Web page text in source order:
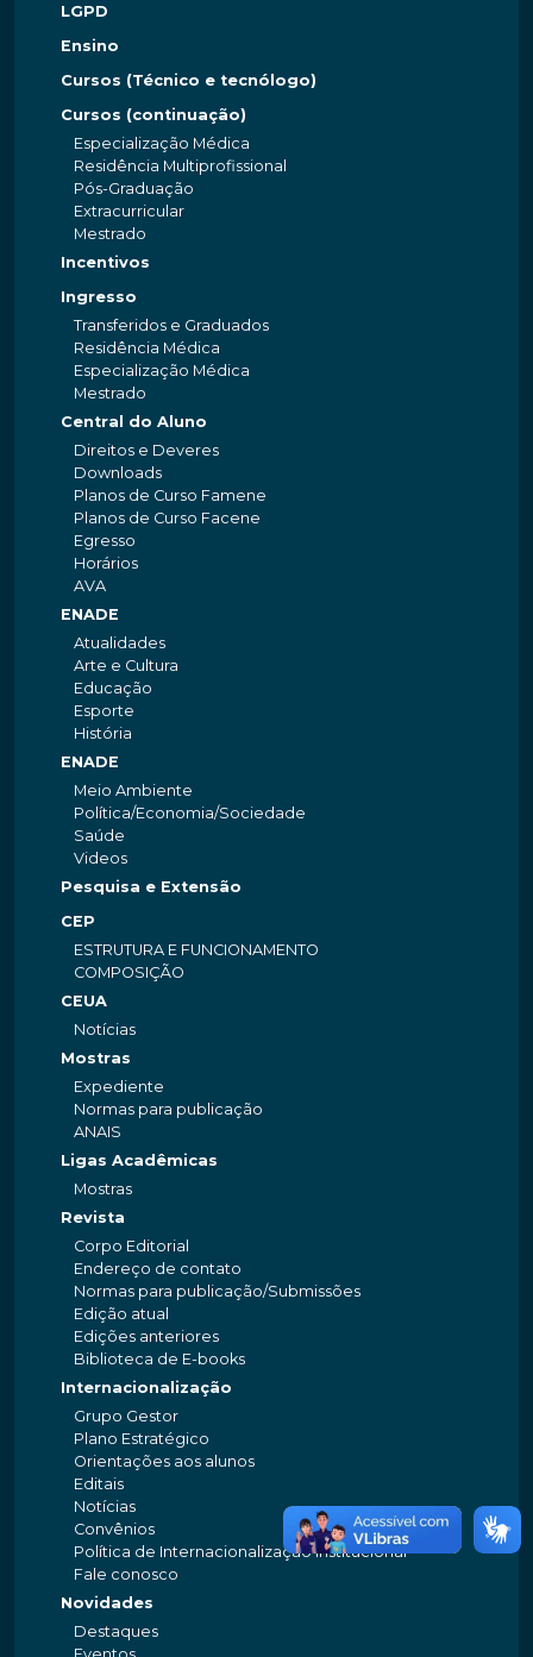
LGPD
Ensino
Cursos (Técnico e tecnólogo)
Cursos (continuação)
Especialização Médica
Residência Multiprofissional
Pós-Graduação
Extracurricular
Mestrado
Incentivos
Ingresso
Transferidos e Graduados
Residência Médica
Especialização Médica
Mestrado
Central do Aluno
Direitos e Deveres
Downloads
Planos de Curso Famene
Planos de Curso Facene
Egresso
Horários
AVA
ENADE
Atualidades
Arte e Cultura
Educação
Esporte
História
ENADE
Meio Ambiente
Política/Economia/Sociedade
Saúde
Videos
Pesquisa e Extensão
CEP
ESTRUTURA E FUNCIONAMENTO
COMPOSIÇÃO
CEUA
Notícias
Mostras
Expediente
Normas para publicação
ANAIS
Ligas Acadêmicas
Mostras
Revista
Corpo Editorial
Endereço de contato
Normas para publicação/Submissões
Edição atual
Edições anteriores
Biblioteca de E-books
Internacionalização
Grupo Gestor
Plano Estratégico
Orientações aos alunos
Editais
Notícias
Convênios
Política de Internacionalização Institucional
Fale conosco
Novidades
Destaques